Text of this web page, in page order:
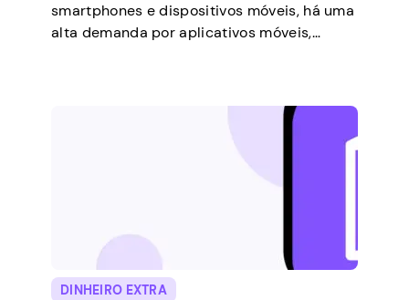
smartphones e dispositivos móveis, há uma
alta demanda por aplicativos móveis,
aplicativos móveis e promover seus
aplicativos, você pode ganhar comissões
por cada download ou compra no
DINHEIRO EXTRA